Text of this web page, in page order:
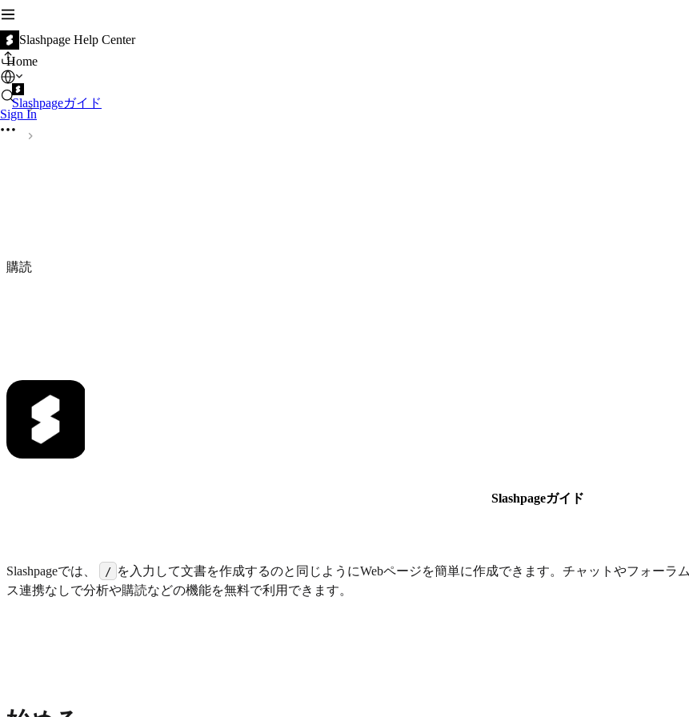
Slashpage Help Center
Sign In
Home
Slashpageガイド
購読
Slashpageガイド
Slashpageでは、 / を入力して文書を作成するのと同じようにWebページを簡単に作成できます。チャットやフォー
ス連携なしで分析や購読などの機能を無料で利用できます。